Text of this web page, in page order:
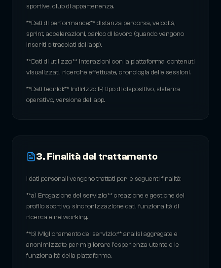
sportive, club di appartenenza.
**Dati di performance:** distanza percorsa, velocità,
sprint, accelerazioni, carico di lavoro (quando vengono
inseriti o tracciati dall'app).
**Dati di utilizzo:** interazioni con la piattaforma, contenuti
visualizzati, ricerche effettuate, cronologia delle sessioni.
**Dati tecnici:** indirizzo IP, tipo di dispositivo, sistema
operativo, versione dell'app.
3. Finalità del trattamento
I dati personali vengono trattati per le seguenti finalità:
**a) Erogazione del servizio:** creazione e gestione del
profilo sportivo, sincronizzazione dati, funzionalità di
ricerca e networking.
**b) Miglioramento del servizio:** analisi aggregate e
anonimizzate per migliorare l'esperienza utente e le
funzionalità della piattaforma.